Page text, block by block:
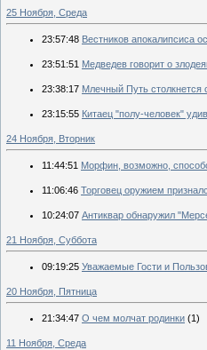
25 Ноября, Среда
23:57:48 Вестников апокалипсиса
23:51:51 Медведев говорит о
23:38:17 Млечный Путь столкнется
23:15:55 Китаец "полу-человек"
24 Ноября, Вторник
11:44:51 Морфин, возможно,
11:06:46 Торговец оружием
10:24:07 Антиквар обнаружил
21 Ноября, Суббота
09:19:25 Уважаемые Гости и
20 Ноября, Пятница
21:34:47 О чем молчат родинки (1)
11 Ноября, Среда